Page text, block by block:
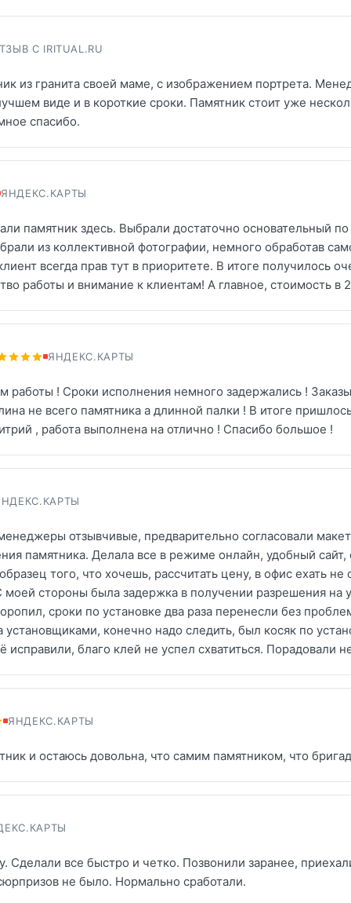
С IRITUAL.RU
из гранита своей маме, с изображением портрета.
виде и в короткие сроки. Памятник стоит уже
спасибо.
ЯНДЕКС.КАРТЫ
памятник здесь. Выбрали достаточно основательный
из коллективной фотографии, немного обработав
всегда прав тут в приоритете. В итоге получилось
работы и внимание к клиентам! А главное, стоимость
ЯНДЕКС.КАРТЫ
работы ! Сроки исполнения немного задержались !
не всего памятника а длинной палки ! В итоге
, работа выполнена на отлично ! Спасибо большое !
отзывчивые, предварительно согласовали
памятника. Делала все в режиме онлайн, удобный
того, что хочешь, рассчитать цену, в офис ехать
стороны была задержка в получении разрешения на
сроки по установке два раза перенесли без
конечно надо следить, был косяк по
исправили, благо клей не успел схватиться.
ЯНДЕКС.КАРТЫ
и остаюсь довольна, что самим памятником, что
Сделали все быстро и четко. Позвонили заранее,
не было. Нормально сработали.